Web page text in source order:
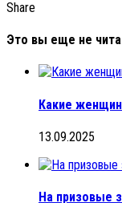
Share
Это вы еще не
Какие
13.09.2025
На призовые